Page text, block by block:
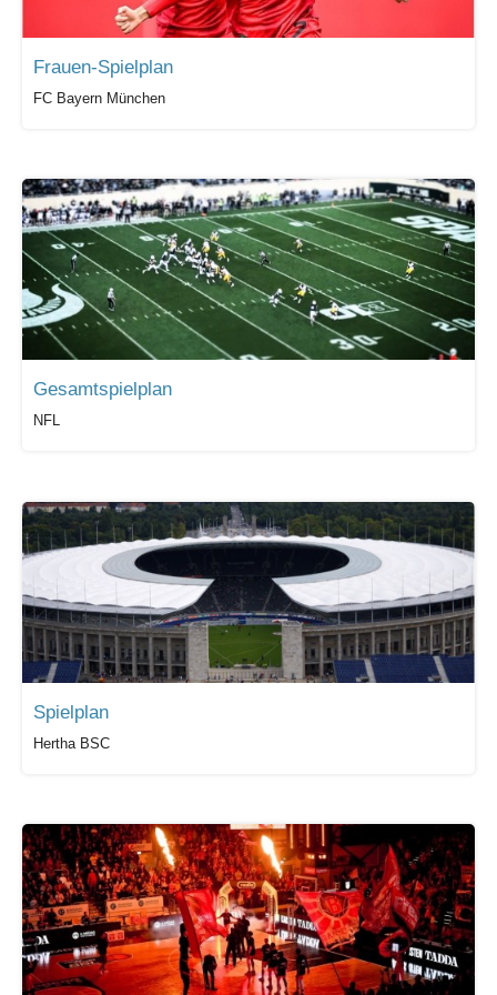
Frauen-Spielplan
FC Bayern München
Gesamtspielplan
NFL
Spielplan
Hertha BSC